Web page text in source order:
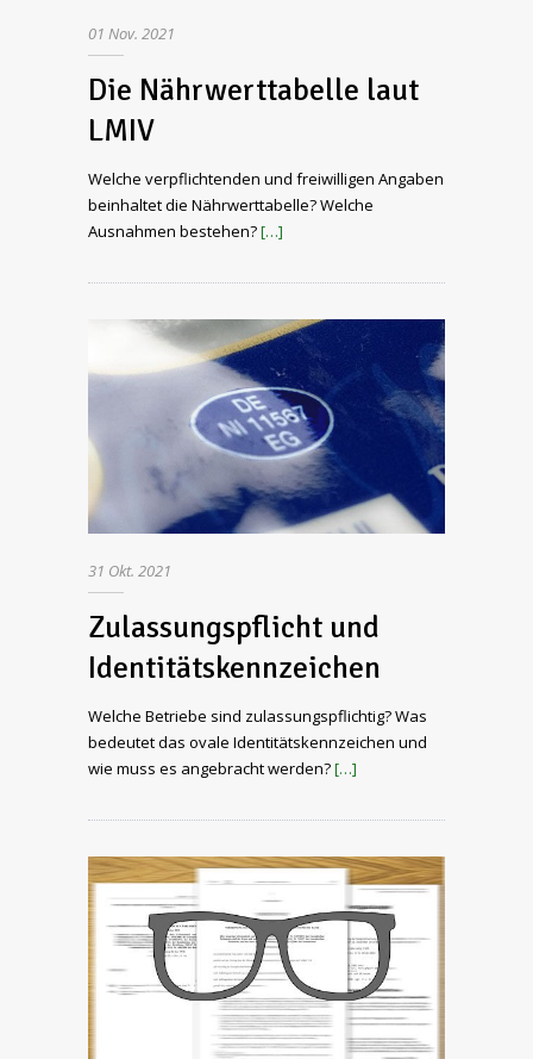
01 Nov. 2021
Die Nährwerttabelle laut
LMIV
Welche verpflichtenden und freiwilligen Angaben
beinhaltet die Nährwerttabelle? Welche
Ausnahmen bestehen?[…]
31 Okt. 2021
Zulassungspflicht und
Identitätskennzeichen
Welche Betriebe sind zulassungspflichtig? Was
bedeutet das ovale Identitätskennzeichen und
wie muss es angebracht werden?[…]